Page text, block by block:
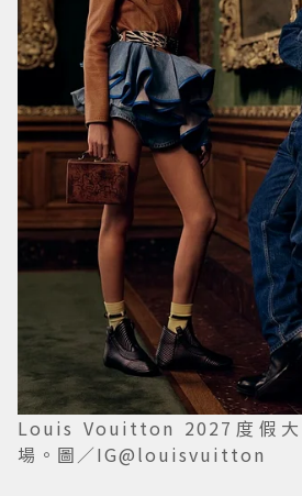
Louis Vouitton 2027度假
場。圖／IG@louisvuitton